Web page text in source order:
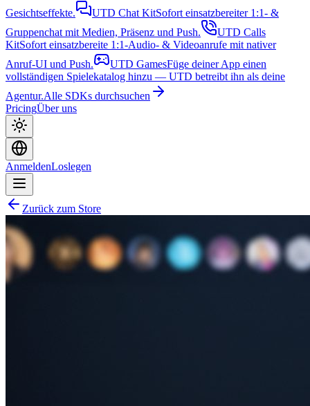
Gesichtseffekte.
UTD Chat KitSofort einsatzbereiter 1:1- &
Gruppenchat mit Medien, Präsenz und Push.
UTD Calls
KitSofort einsatzbereite 1:1-Audio- & Videoanrufe mit nativer
Anruf-UI und Push.
UTD GamesFüge deiner App einen
vollständigen Spielekatalog hinzu — UTD betreibt ihn als deine
Agentur.Alle SDKs durchsuchen
PricingÜber uns
AnmeldenLoslegen
Zurück zum Store